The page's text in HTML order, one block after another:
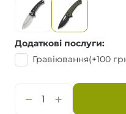
Додаткові послуги
Гравіювання(+100